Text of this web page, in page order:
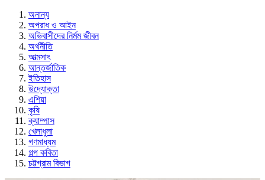
অনান্য
অপরাধ ও আইন
অভিবাসীদের নির্মম জীবন
অর্থনীতি
আত্মসাৎ
আন্তর্জাতিক
ইতিহাস
উদ্যোক্তা
এশিয়া
কৃষি
ক্যাম্পাস
খেলাধুলা
গণমাধ্যম
গল্প ক‌বিতা
চট্টগ্রাম বিভাগ